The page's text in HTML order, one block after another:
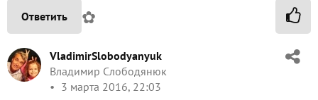
Ответить ✿
VladimirSlobodyanyuk
Владимир Слободянюк
3 марта 2016, 22:03